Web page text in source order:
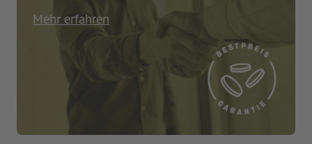
Mehr erfahren